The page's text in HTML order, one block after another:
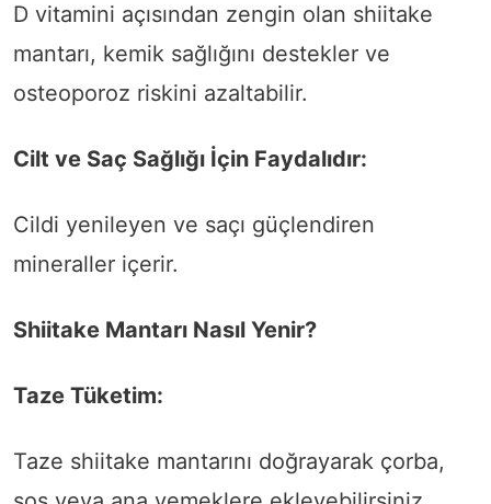
D vitamini açısından zengin olan shiitake
mantarı, kemik sağlığını destekler ve
osteoporoz riskini azaltabilir.
Cilt ve Saç Sağlığı İçin Faydalıdır:
Cildi yenileyen ve saçı güçlendiren
mineraller içerir.
Shiitake Mantarı Nasıl Yenir?
Taze Tüketim:
Taze shiitake mantarını doğrayarak çorba,